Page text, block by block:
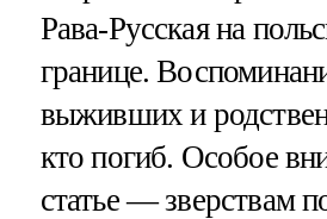
Рава-Русская на
границе.
выживших и
кто погиб. Особое
статье — зверствам